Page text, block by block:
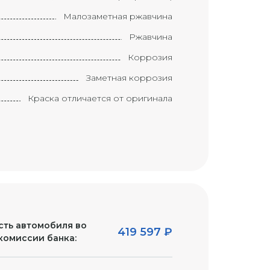
Малозаметная ржавчина
Ржавчина
Коррозия
Заметная коррозия
Краска отличается от оригинала
Большая вмятина с царапиной
автомобиля во
банка:
419 597 ₽